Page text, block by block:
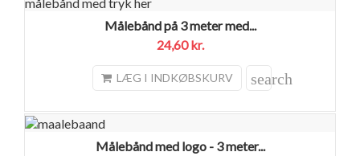
Målebånd på 3 meter med...
24,60 kr.
LÆG I INDKØBSKURV search
Målebånd med logo - 3 meter...